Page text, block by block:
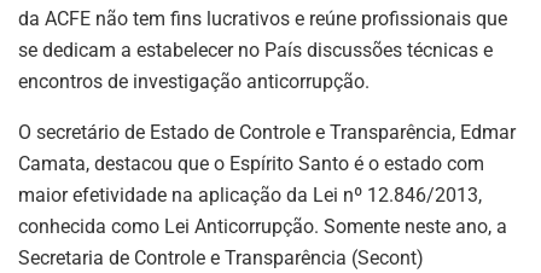
da ACFE não tem fins lucrativos e reúne profissionais que
se dedicam a estabelecer no País discussões técnicas e
encontros de investigação anticorrupção.
O secretário de Estado de Controle e Transparência, Edmar
Camata, destacou que o Espírito Santo é o estado com
maior efetividade na aplicação da Lei nº 12.846/2013,
conhecida como Lei Anticorrupção. Somente neste ano, a
Secretaria de Controle e Transparência (Secont)